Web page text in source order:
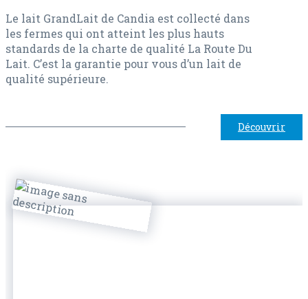
Le lait GrandLait de Candia est collecté dans
les fermes qui ont atteint les plus hauts
standards de la charte de qualité La Route Du
Lait. C’est la garantie pour vous d’un lait de
qualité supérieure.
Découvrir